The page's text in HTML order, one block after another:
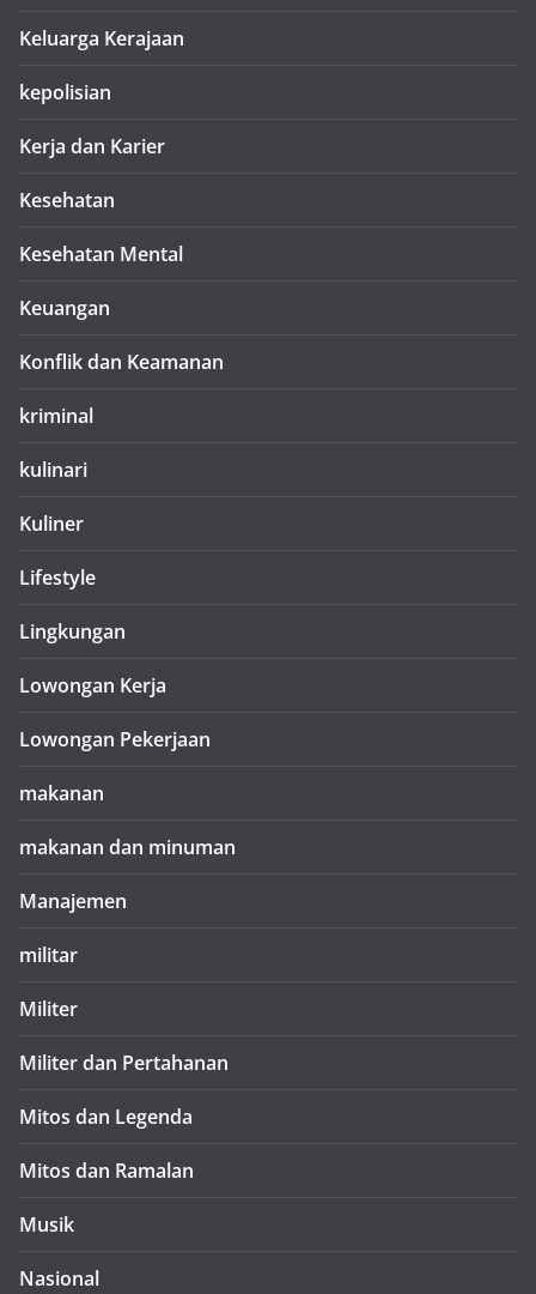
Keluarga Kerajaan
kepolisian
Kerja dan Karier
Kesehatan
Kesehatan Mental
Keuangan
Konflik dan Keamanan
kriminal
kulinari
Kuliner
Lifestyle
Lingkungan
Lowongan Kerja
Lowongan Pekerjaan
makanan
makanan dan minuman
Manajemen
militar
Militer
Militer dan Pertahanan
Mitos dan Legenda
Mitos dan Ramalan
Musik
Nasional